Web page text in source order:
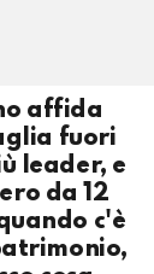
affida
fuori
leader, e
da 12
c'è